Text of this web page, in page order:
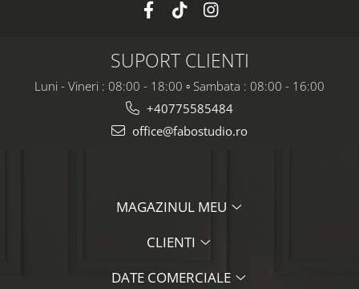
SUPORT CLIENTI
Luni - Vineri : 08:00 - 18:00 ▫️ Sambata : 08:00 - 16:00
+40775585484
office@fabostudio.ro
MAGAZINUL MEU
CLIENTI
DATE COMERCIALE